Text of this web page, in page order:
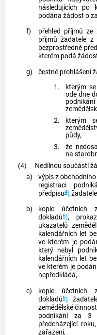
následujících po
podána žádost o
f)
přehled příjmů ze
příjmů žadatele
bezprostředně
kterém podá
g)
čestné prohlášení
1.
kterým
ode dne
podnikání
2.
kterým
půdy,
3.
že
na
(4)
Nedílnou součástí
a)
výpis z
registraci
předpisu4)
b)
kopie účetních
dokladů6),
ukazatelů
kalendářních let
ve kterém je
který nebyl
kalendářních let
ve kterém je
nepředkládá,
c)
kopie účetních
dokladů6)
zemědělské
podnikání za 3
předcházející
zařazení,